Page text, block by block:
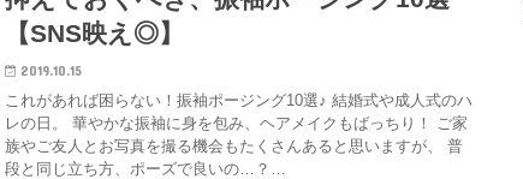
【SNS映え◎】
2019.10.15
これがあれば困らない！振袖ポージング10選♪ 結婚式や成人式のハ
レの日。 華やかな振袖に身を包み、ヘアメイクもばっちり！ ご家
族やご友人とお写真を撮る機会もたくさんあると思いますが、 普
段と同じ立ち方、ポーズで良いの…？…